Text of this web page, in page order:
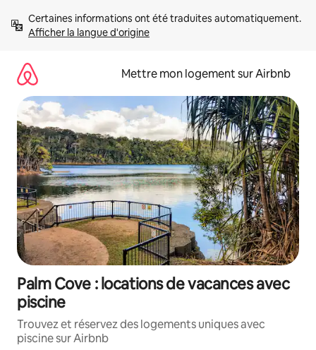
directement
Afficher la langue d'origine
Mettre mon logement sur Airbnb
Palm Cove : locations de vacances avec
piscine
Trouvez et réservez des logements uniques avec
piscine sur Airbnb